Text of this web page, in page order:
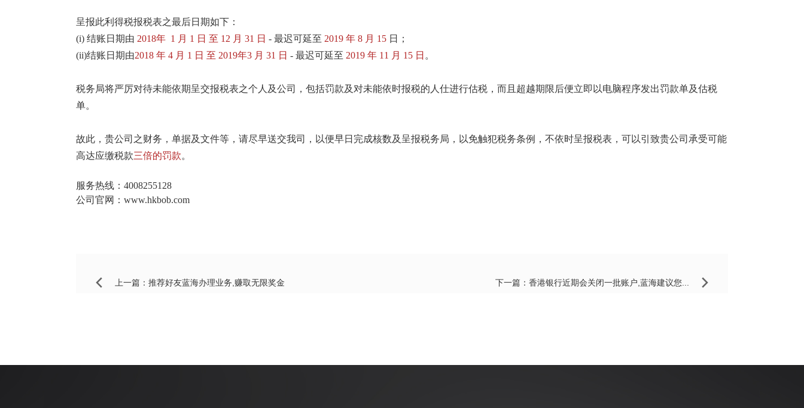
呈报此利得税报税表之最后日期如下：
(i) 结账日期由 2018年 1 月 1 日 至 12 月 31 日 - 最迟可延至 2019 年 8 月 15 日；
(ii)结账日期由2018 年 4 月 1 日 至 2019年3 月 31 日 - 最迟可延至 2019 年 11 月 15 日 。
税务局将严厉对待未能依期呈交报税表之个人及公司，包括罚款及对未能依时报税的人仕进行估税，而且超越期限后便立即以电脑程序发出罚款单及估税
单。
故此，贵公司之财务，单据及文件等，请尽早送交我司，以便早日完成核数及呈报税务局，以免触犯税务条例，不依时呈报税表，可以引致贵公司承受可能
高达应缴税款三倍的罚款。
服务热线：4008255128
公司官网：www.hkbob.com
上一篇： 推荐好友蓝海办理业务,赚取无限奖金 下一篇：香港银行近期会关闭一批账户,蓝海建议您...